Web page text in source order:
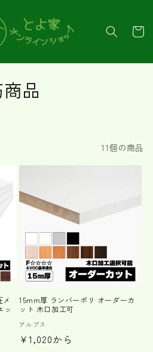
ー
品
11個の商品
ッ
15mm厚 ランバーポリ オーダーカ
ット 木口加工可
販
売
アルプス
通
¥1,020から